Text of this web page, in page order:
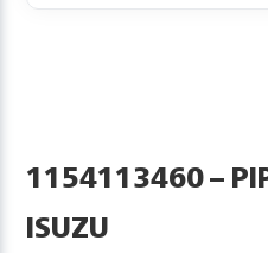
1154113460 –
ISUZU